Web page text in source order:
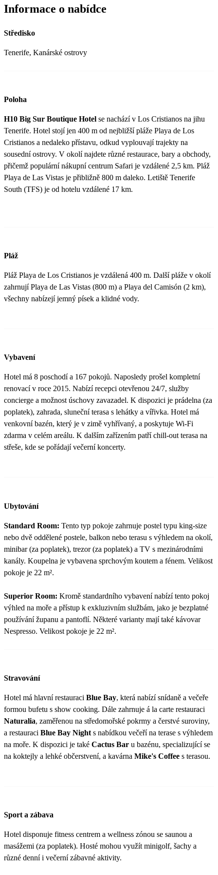
Informace o nabídce
Středisko
Tenerife, Kanárské ostrovy
Poloha
H10 Big Sur Boutique Hotel se nachází v Los Cristianos na jihu
Tenerife. Hotel stojí jen 400 m od nejbližší pláže Playa de Los
Cristianos a nedaleko přístavu, odkud vyplouvají trajekty na
sousední ostrovy. V okolí najdete různé restaurace, bary a obchody,
přičemž populární nákupní centrum Safari je vzdálené 2,5 km. Pláž
Playa de Las Vistas je přibližně 800 m daleko. Letiště Tenerife
South (TFS) je od hotelu vzdálené 17 km.
Pláž
Pláž Playa de Los Cristianos je vzdálená 400 m. Další pláže v okolí
zahrnují Playa de Las Vistas (800 m) a Playa del Camisón (2 km),
všechny nabízejí jemný písek a klidné vody.
Vybavení
Hotel má 8 poschodí a 167 pokojů. Naposledy prošel kompletní
renovací v roce 2015. Nabízí recepci otevřenou 24/7, služby
concierge a možnost úschovy zavazadel. K dispozici je prádelna (za
poplatek), zahrada, sluneční terasa s lehátky a vířivka. Hotel má
venkovní bazén, který je v zimě vyhřívaný, a poskytuje Wi-Fi
zdarma v celém areálu. K dalším zařízením patří chill-out terasa na
střeše, kde se pořádají večerní koncerty.
Ubytování
Standard Room: Tento typ pokoje zahrnuje postel typu king-size
nebo dvě oddělené postele, balkon nebo terasu s výhledem na okolí,
minibar (za poplatek), trezor (za poplatek) a TV s mezinárodními
kanály. Koupelna je vybavena sprchovým koutem a fénem. Velikost
pokoje je 22 m².
Superior Room: Kromě standardního vybavení nabízí tento pokoj
výhled na moře a přístup k exkluzivním službám, jako je bezplatné
používání županu a pantoflí. Některé varianty mají také kávovar
Nespresso. Velikost pokoje je 22 m².
Stravování
Hotel má hlavní restauraci Blue Bay, která nabízí snídaně a večeře
formou bufetu s show cooking. Dále zahrnuje á la carte restauraci
Naturalia, zaměřenou na středomořské pokrmy a čerstvé suroviny,
a restauraci Blue Bay Night s nabídkou večeří na terase s výhledem
na moře. K dispozici je také Cactus Bar u bazénu, specializující se
na koktejly a lehké občerstvení, a kavárna Mike's Coffee s terasou.
Sport a zábava
Hotel disponuje fitness centrem a wellness zónou se saunou a
masážemi (za poplatek). Hosté mohou využít minigolf, šachy a
různé denní i večerní zábavné aktivity.